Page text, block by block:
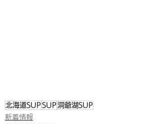
北海道SUPSUP洞爺湖SUP
新着情報